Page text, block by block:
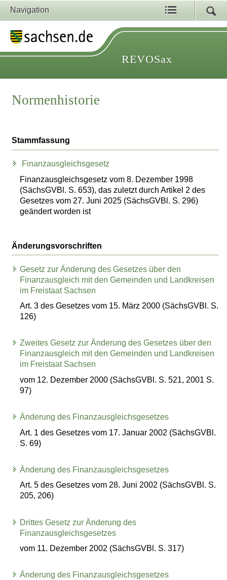
Navigation
REVOSax
Normenhistorie
Stammfassung
Finanzausgleichsgesetz
Finanzausgleichsgesetz vom 8. Dezember 1998
(SächsGVBl. S. 653), das zuletzt durch Artikel 2 des
Gesetzes vom 27. Juni 2025 (SächsGVBl. S. 296)
geändert worden ist
Änderungsvorschriften
Gesetz zur Änderung des Gesetzes über den
Finanzausgleich mit den Gemeinden und Landkreisen
im Freistaat Sachsen
Art. 3 des Gesetzes vom 15. März 2000 (SächsGVBl. S.
126)
Zweites Gesetz zur Änderung des Gesetzes über den
Finanzausgleich mit den Gemeinden und Landkreisen
im Freistaat Sachsen
vom 12. Dezember 2000 (SächsGVBl. S. 521, 2001 S.
97)
Änderung des Finanzausgleichsgesetzes
Art. 1 des Gesetzes vom 17. Januar 2002 (SächsGVBl.
S. 69)
Änderung des Finanzausgleichsgesetzes
Art. 5 des Gesetzes vom 28. Juni 2002 (SächsGVBl. S.
205, 206)
Drittes Gesetz zur Änderung des
Finanzausgleichsgesetzes
vom 11. Dezember 2002 (SächsGVBl. S. 317)
Änderung des Finanzausgleichsgesetzes